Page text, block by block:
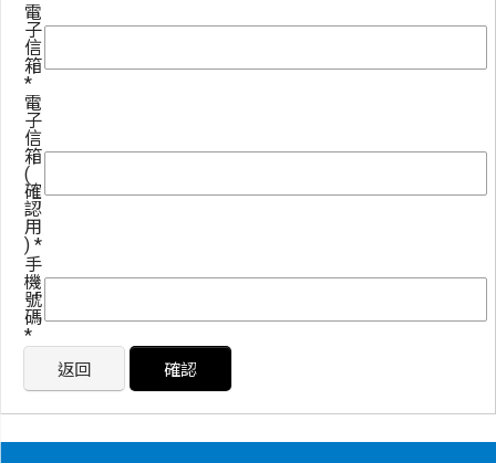
電
子
信
箱
*
電
子
信
箱
(
確
認
用
) *
手
機
號
碼
*
返回 確認